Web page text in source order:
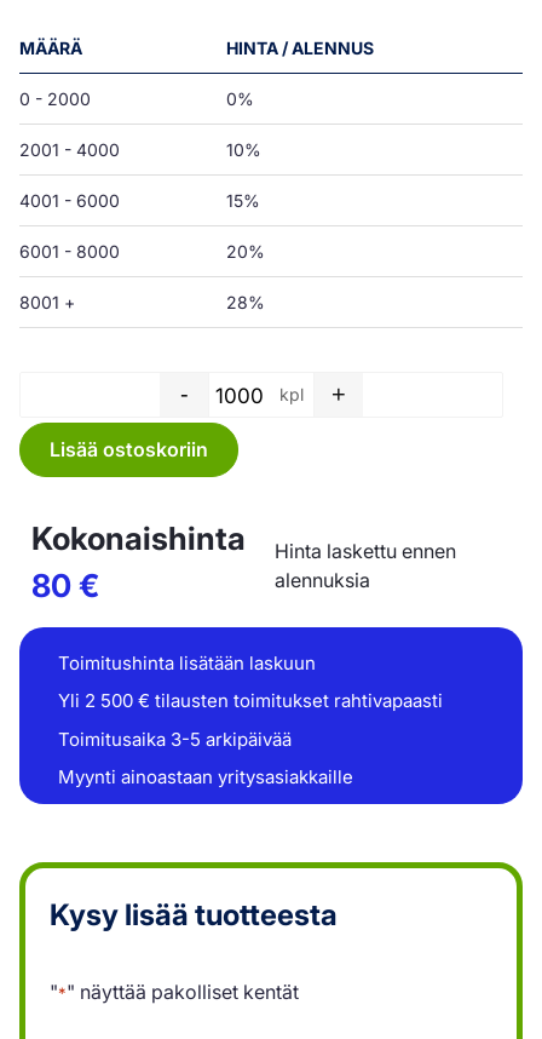
MÄÄRÄ HINTA / ALENNUS
0 - 2000 0%
2001 - 4000 10%
4001 - 6000 15%
6001 - 8000 20%
8001 + 28%
Henkselikassi - 13 L -
- kpl +
Lisää ostoskoriin
Kokonaishinta
80€
Hinta laskettu ennen
alennuksia
Toimitushinta lisätään laskuun
Yli 2 500 € tilausten toimitukset rahtivapaasti
Toimitusaika 3-5 arkipäivää
Myynti ainoastaan yritysasiakkaille
Kysy lisää tuotteesta
"*" näyttää pakolliset kentät